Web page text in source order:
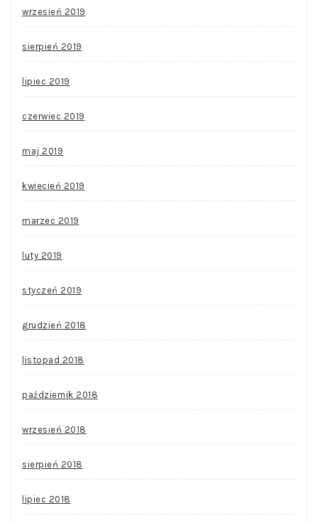
wrzesień 2019
sierpień 2019
lipiec 2019
czerwiec 2019
maj 2019
kwiecień 2019
marzec 2019
luty 2019
styczeń 2019
grudzień 2018
listopad 2018
październik 2018
wrzesień 2018
sierpień 2018
lipiec 2018